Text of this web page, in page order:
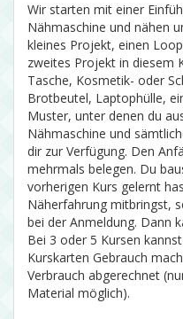
Wir starten mit einer
Nähmaschine und nähen
kleines Projekt, einen
zweites Projekt in diesem
Tasche, Kosmetik- oder
Brotbeutel, Laptophülle,
Muster, unter denen du
Nähmaschine und
dir zur Verfügung. Den
mehrmals belegen. Du
vorherigen Kurs gelernt
Näherfahrung mitbringst,
bei der Anmeldung. Dann
Bei 3 oder 5 Kursen
Kurskarten Gebrauch
Verbrauch abgerechnet
Material möglich).